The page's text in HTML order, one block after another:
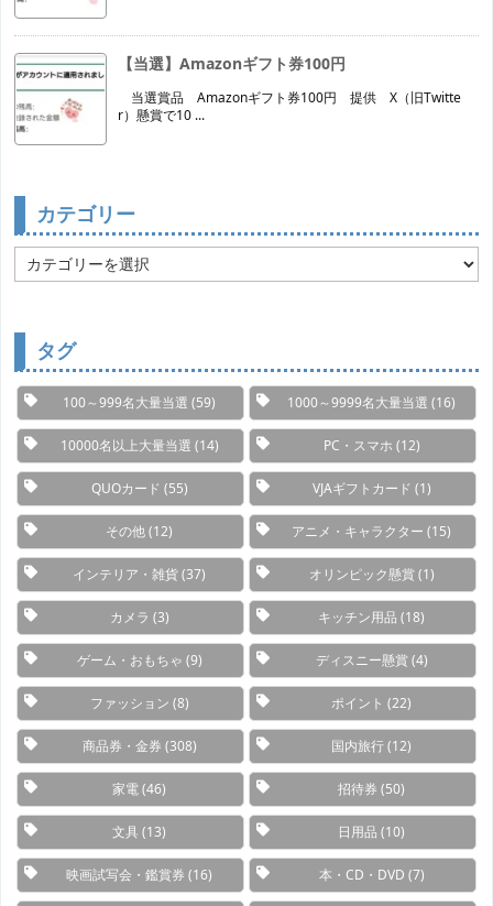
【当選】Amazonギフト券100円
当選賞品 Amazonギフト券100円 提供 X（旧Twitte
r）懸賞で10 ...
カテゴリー
テ
タグ
100～999名大量当選 (59) 1000～9999名大量当選 (16)
10000名以上大量当選 (14) PC・スマホ (12)
QUOカード (55) VJAギフトカード (1)
その他(12) アニメ・キャラクター (15)
インテリア・雑貨(37) オリンピック懸賞(1)
カメラ (3) キッチン用品 (18)
ゲーム・おもちゃ (9) ディスニー懸賞(4)
ファッション (8) ポイント (22)
商品券・金券 (308) 国内旅行(12)
家電(46) 招待券 (50)
文具 (13) 日用品 (10)
映画試写会・鑑賞券 (16) 本・CD・DVD (7)